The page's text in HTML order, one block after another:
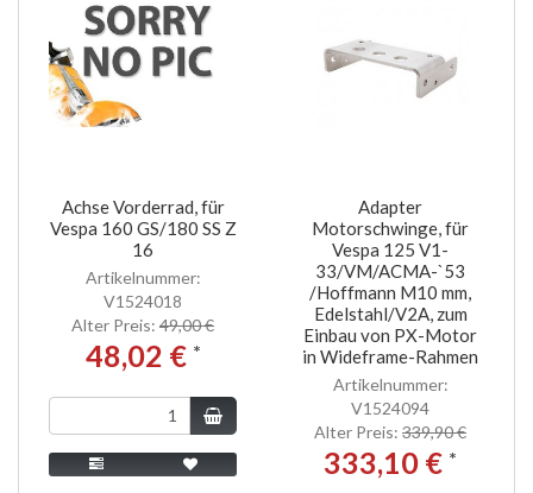
Achse Vorderrad, für
Vespa 160 GS/180 SS Z
16
Artikelnummer:
V1524018
Alter Preis: 49,00 €
48,02 € *
Adapter
Motorschwinge, für
Vespa 125 V1-
33/VM/ACMA-`53
/Hoffmann M10 mm,
Edelstahl/V2A, zum
Einbau von PX-Motor
in Wideframe-Rahmen
Artikelnummer:
V1524094
Alter Preis: 339,90 €
333,10 € *